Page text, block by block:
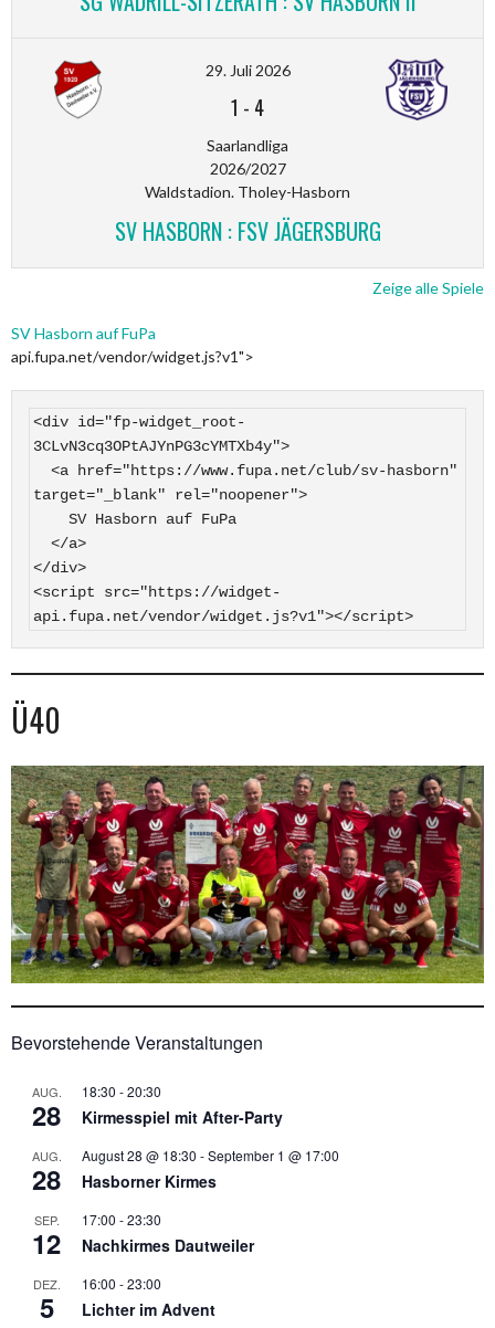
29. Juli 2026
1 - 4
Saarlandliga
2026/2027
Waldstadion. Tholey-Hasborn
SV HASBORN : FSV JÄGERSBURG
Zeige alle Spiele
SV Hasborn auf FuPa
api.fupa.net/vendor/widget.js?v1">
<div id="fp-widget_root-
3CLvN3cq3OPtAJYnPG3cYMTXb4y">
target="_blank" rel="noopener">
</div>
<script src="https://widget-
api.fupa.net/vendor/widget.js?v1"></script>
Ü40
Bevorstehende Veranstaltungen
AUG.
28
18:30 -20:30
Kirmesspiel mit After-Party
AUG.
28
August 28 @ 18:30 -September 1 @ 17:00
Hasborner Kirmes
SEP.
12
17:00 -23:30
Nachkirmes Dautweiler
DEZ.
5
16:00 -23:00
Lichter im Advent